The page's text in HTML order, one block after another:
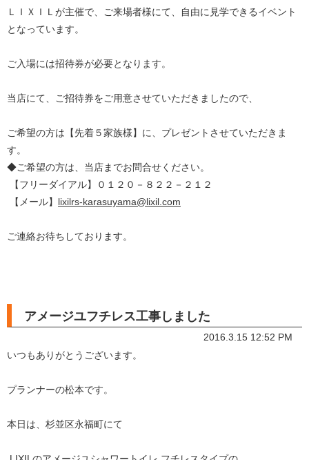
ＬＩＸＩＬが主催で、ご来場者様にて、自由に見学できるイベント
となっています。
ご入場には招待券が必要となります。
当店にて、ご招待券をご用意させていただきましたので、
ご希望の方は【先着５家族様】に、プレゼントさせていただきま
す。
◆ご希望の方は、当店までお問合せください。
【フリーダイアル】０１２０－８２２－２１２
【メール】 lixilrs-karasuyama@lixil.com
ご連絡お待ちしております。
アメージユフチレス工事しました
2016.3.15 12:52 PM
いつもありがとうございます。
プランナーの松本です。
本日は、杉並区永福町にて